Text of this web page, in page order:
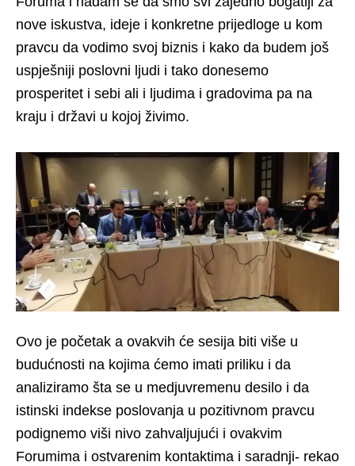
nove iskustva, ideje i konkretne prijedloge u kom
pravcu da vodimo svoj biznis i kako da budem još
uspješniji poslovni ljudi i tako donesemo
prosperitet i sebi ali i ljudima i gradovima pa na
kraju i državi u kojoj živimo.
Ovo je početak a ovakvih će sesija biti više u
budućnosti na kojima ćemo imati priliku i da
analiziramo šta se u medjuvremenu desilo i da
istinski indekse poslovanja u pozitivnom pravcu
podignemo viši nivo zahvaljujući i ovakvim
Forumima i ostvarenim kontaktima i saradnji- rekao